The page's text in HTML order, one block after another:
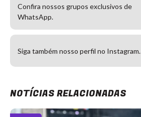
Confira nossos grupos exclusivos de
WhatsApp.
Siga também nosso perfil no Instagram.
NOTÍCIAS RELACIONADAS